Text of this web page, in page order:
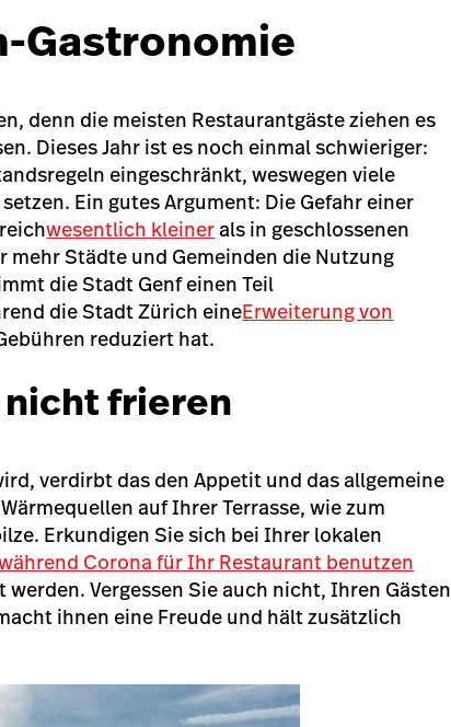
Gastronomie
denn die meisten Restaurantgäste ziehen es
Dieses Jahr ist es noch einmal schwieriger:
eingeschränkt, weswegen viele
Ein gutes Argument: Die Gefahr einer
wesentlich kleinerals in geschlossenen
mehr Städte und Gemeinden die Nutzung
die Stadt Genf einen Teil
die Stadt Zürich eineErweiterung von
reduziert hat.
nicht frieren
verdirbt das den Appetit und das allgemeine
auf Ihrer Terrasse, wie zum
Erkundigen Sie sich bei Ihrer lokalen
Corona für Ihr Restaurant benutzen
Vergessen Sie auch nicht, Ihren Gästen
ihnen eine Freude und hält zusätzlich